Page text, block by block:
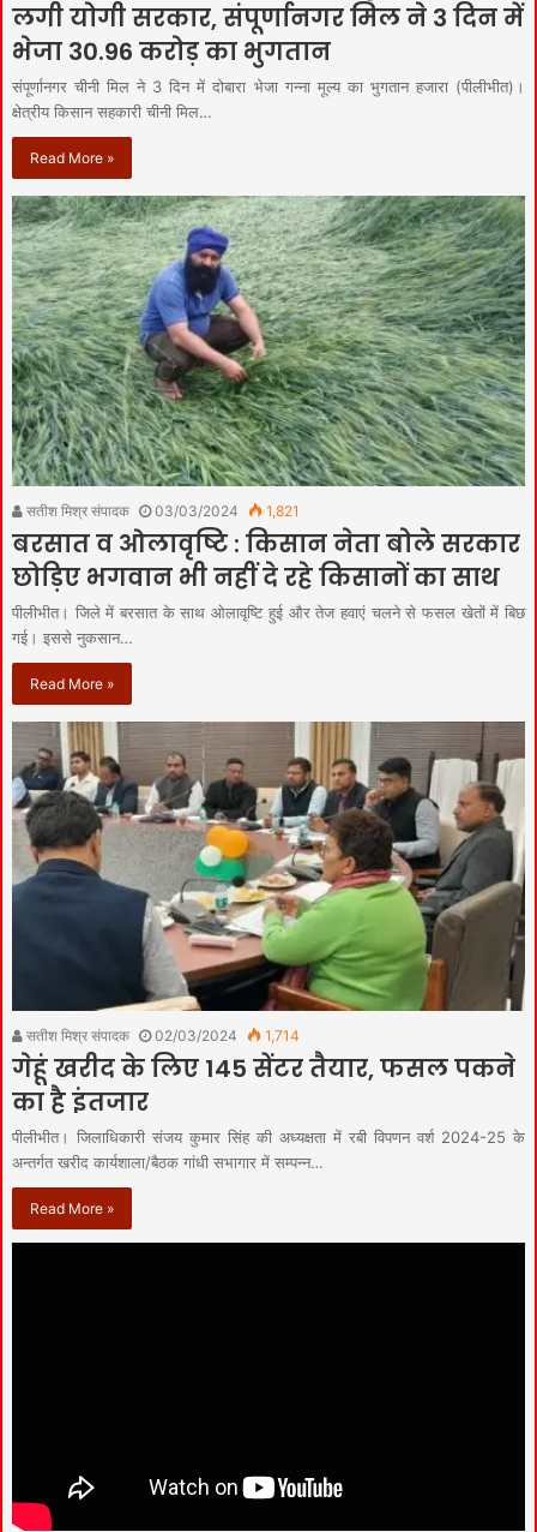
लगी योगी सरकार, संपूर्णानगर मिल ने 3 दिन में
भेजा 30.96 करोड़ का भुगतान
संपूर्णानगर चीनी मिल ने 3 दिन में दोबारा भेजा गन्ना मूल्य का भुगतान हजारा (पीलीभीत)।
क्षेत्रीय किसान सहकारी चीनी मिल…
Read More »
सतीश मिश्र संपादक 03/03/2024 1,821
बरसात व ओलावृष्टि : किसान नेता बोले सरकार
छोड़िए भगवान भी नहीं दे रहे किसानों का साथ
पीलीभीत। जिले में बरसात के साथ ओलावृष्टि हुई और तेज हवाएं चलने से फसल खेतों में बिछ
गई। इससे नुकसान…
Read More »
सतीश मिश्र संपादक 02/03/2024 1,714
गेहूं खरीद के लिए 145 सेंटर तैयार, फसल पकने
का है इंतजार
पीलीभीत। जिलाधिकारी संजय कुमार सिंह की अध्यक्षता में रबी विपणन वर्श 2024-25 के
अन्तर्गत खरीद कार्यशाला/बैठक गांधी सभागार में सम्पन्न…
Read More »